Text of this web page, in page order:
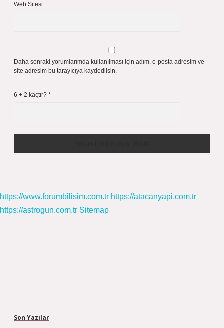
Web Sitesi
Daha sonraki yorumlarımda kullanılması için adım, e-posta adresim ve
site adresim bu tarayıcıya kaydedilsin.
6 + 2 kaçtır? *
https://www.forumbilisim.com.tr https://atacanyapi.com.tr
https://astrogun.com.tr Sitemap
Son Yazılar